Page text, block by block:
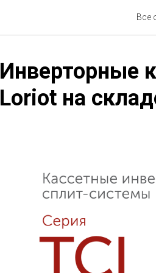
Все
Инверторные
Loriot на